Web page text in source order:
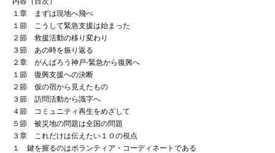
１章 まずは現地へ飛べ
１節 こうして緊急支援は始まった
２節 救援活動の移り変わり
３節 あの時を振り返る
２章 がんばろう神戸-緊急から復興へ
１節 復興支援への決断
２節 仮の宿から見えたもの
３節 訪問活動から識字へ
４節 コミュニティ再生をめざして
５節 被災地の問題は全国の問題
３章 これだけは伝えたい１０の視点
１ 鍵を握るのはボランティア・コーディネートである